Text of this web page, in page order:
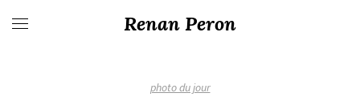
Renan Peron
photo du jour